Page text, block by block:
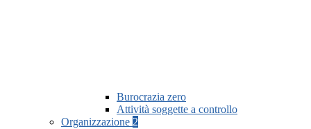
Burocrazia zero
Attività soggette a controllo
Organizzazione 2